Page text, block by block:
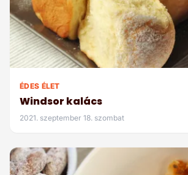
ÉDES ÉLET
Windsor kalács
2021. szeptember 18. szombat